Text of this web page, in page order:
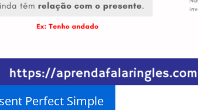
Perfect Simple